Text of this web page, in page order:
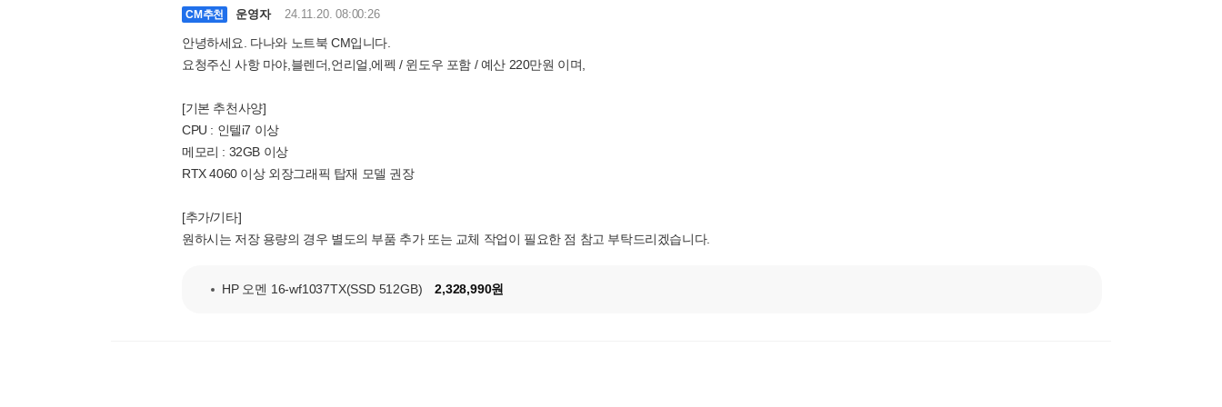
CM추천 운영자 24.11.20. 08:00:26
안녕하세요. 다나와 노트북 CM입니다.
요청주신 사항 마야,블렌더,언리얼,에펙 / 윈도우 포함 / 예산 220만원 이며,
[기본 추천사양]
CPU : 인텔i7 이상
메모리 : 32GB 이상
RTX 4060 이상 외장그래픽 탑재 모델 권장
[추가/기타]
원하시는 저장 용량의 경우 별도의 부품 추가 또는 교체 작업이 필요한 점 참고 부탁드리겠습니다.
HP 오멘 16-wf1037TX(SSD 512GB) 2,328,990원